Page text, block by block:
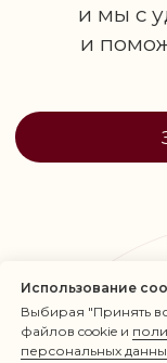
Использование
Выбирая "Принять
файлов cookie и
персональных
и мы с
и